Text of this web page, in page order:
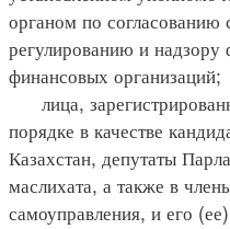
органом по
регулированию и
финансовых организаций;
лица,
порядке в качестве
Казахстан, депутаты
маслихата, а также в
самоуправления, и его